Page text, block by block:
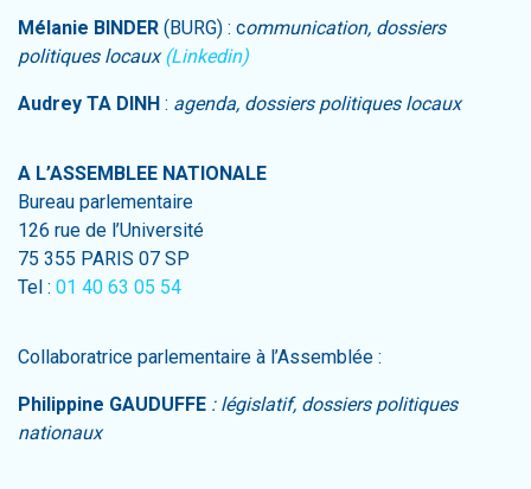
Mélanie BINDER (BURG) : communication, dossiers
politiques locaux(Linkedin)
Audrey TA DINH : agenda, dossiers politiques locaux
A L’ASSEMBLEE NATIONALE
Bureau parlementaire
126 rue de l’Université
75 355 PARIS 07 SP
Tel : 01 40 63 05 54
Collaboratrice parlementaire à l’Assemblée :
Philippine GAUDUFFE : législatif, dossiers politiques
nationaux